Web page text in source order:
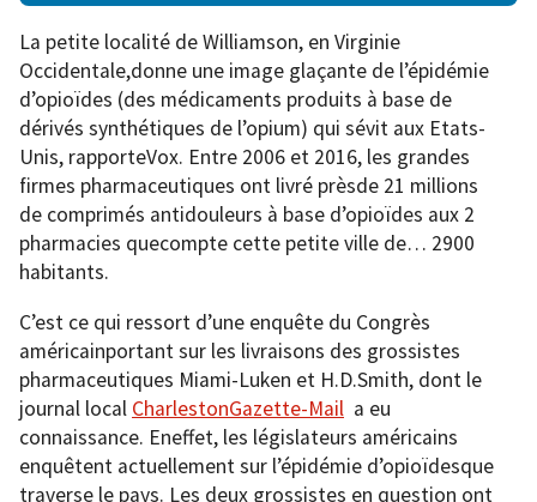
La petite localité de Williamson, en Virginie
Occidentale,donne une image glaçante de l’épidémie
d’opioïdes (des médicaments produits à base de
dérivés synthétiques de l’opium) qui sévit aux Etats-
Unis, rapporteVox. Entre 2006 et 2016, les grandes
firmes pharmaceutiques ont livré prèsde 21 millions
de comprimés antidouleurs à base d’opioïdes aux 2
pharmacies quecompte cette petite ville de… 2900
habitants.
C’est ce qui ressort d’une enquête du Congrès
américainportant sur les livraisons des grossistes
pharmaceutiques Miami-Luken et H.D.Smith, dont le
journal local CharlestonGazette-Mail a eu
connaissance. Eneffet, les législateurs américains
enquêtent actuellement sur l’épidémie d’opioïdesque
traverse le pays. Les deux grossistes en question ont